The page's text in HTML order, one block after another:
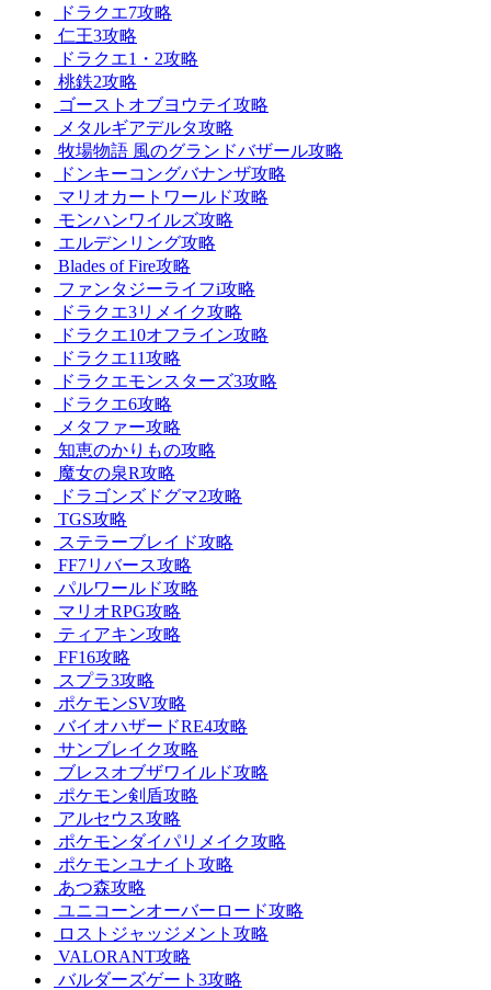
ドラクエ7攻略
仁王3攻略
ドラクエ1・2攻略
桃鉄2攻略
ゴーストオブヨウテイ攻略
メタルギアデルタ攻略
牧場物語 風のグランドバザール攻略
ドンキーコングバナンザ攻略
マリオカートワールド攻略
モンハンワイルズ攻略
エルデンリング攻略
Blades of Fire攻略
ファンタジーライフi攻略
ドラクエ3リメイク攻略
ドラクエ10オフライン攻略
ドラクエ11攻略
ドラクエモンスターズ3攻略
ドラクエ6攻略
メタファー攻略
知恵のかりもの攻略
魔女の泉R攻略
ドラゴンズドグマ2攻略
TGS攻略
ステラーブレイド攻略
FF7リバース攻略
パルワールド攻略
マリオRPG攻略
ティアキン攻略
FF16攻略
スプラ3攻略
ポケモンSV攻略
バイオハザードRE4攻略
サンブレイク攻略
ブレスオブザワイルド攻略
ポケモン剣盾攻略
アルセウス攻略
ポケモンダイパリメイク攻略
ポケモンユナイト攻略
あつ森攻略
ユニコーンオーバーロード攻略
ロストジャッジメント攻略
VALORANT攻略
バルダーズゲート3攻略